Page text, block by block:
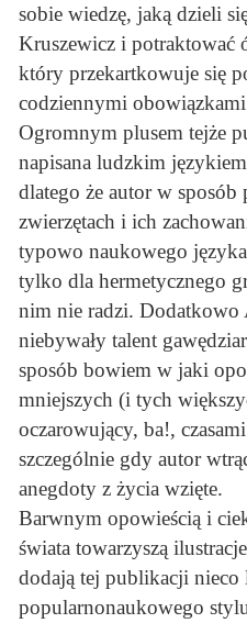
sobie wiedzę, jaką dzieli
Kruszewicz i potraktować
który przekartkowuje się
codziennymi
Ogromnym plusem tejże
napisana ludzkim
dlatego że autor w
zwierzętach i ich
typowo naukowego
tylko dla hermetycznego
nim nie radzi. Dodatkowo
niebywały talent
sposób bowiem w jaki
mniejszych (i tych
oczarowujący, ba!,
szczególnie gdy autor
anegdoty z życia wzięte.
Barwnym opowieścią i
świata towarzyszą
dodają tej publikacji nieco
popularnonaukowego